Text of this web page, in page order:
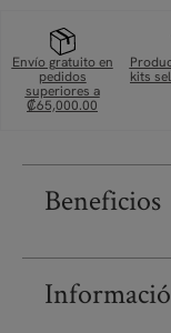
Envío gratuito en
pedidos
superiores a
₡65,000.00
kits
Beneficios